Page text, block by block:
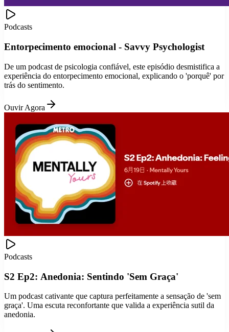
Podcasts
Entorpecimento emocional - Savvy Psychologist
De um podcast de psicologia confiável, este episódio desmistifica a
experiência do entorpecimento emocional, explicando o 'porquê' por
trás do sentimento.
Ouvir Agora
Podcasts
S2 Ep2: Anedonia: Sentindo 'Sem Graça'
Um podcast cativante que captura perfeitamente a sensação de 'sem
graça'. Uma escuta reconfortante que valida a experiência sutil da
anedonia.